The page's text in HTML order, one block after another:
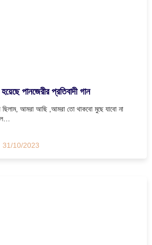
পানজেরীর প্রতিবাদী গান
ছিলাম, আমরা আছি ,আমরা তো থাকবো মুছে যাবো না
31/10/2023